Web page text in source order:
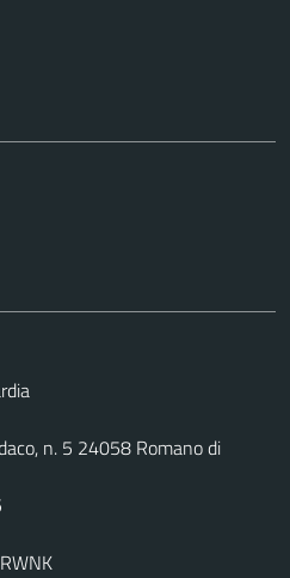
n. 5 24058 Romano di